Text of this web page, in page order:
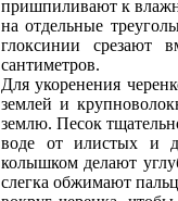
пришпиливают к
на отдельные
глоксинии срезают
сантиметров.
Для укоренения
землей и
землю. Песок
воде от илистых и
колышком делают
слегка обжимают